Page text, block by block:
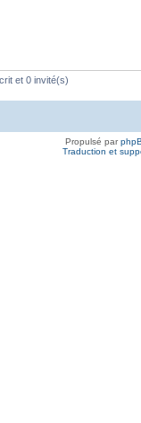
et 0 invité(s)
Propulsé par
Traduction et